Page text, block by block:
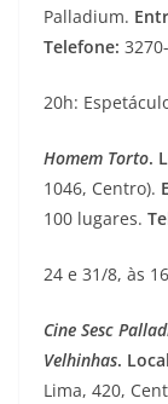
Palladium.
Telefone:
20h:
Homem Torto.
1046, Centro).
100 lugares.
24 e 31/8, às
Cine Sesc
Velhinhas.
Lima, 420,